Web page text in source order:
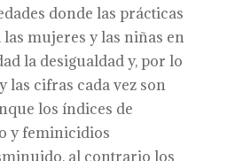
donde las prácticas
mujeres y las niñas en
la desigualdad y, por lo
las cifras cada vez son
los índices de
y feminicidios
al contrario los